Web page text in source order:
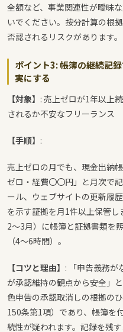
全額など、事業関連性が曖昧
いでください。按分計算の根
否認されるリスクがあります。
ポイント3: 帳簿の継続記
実にする
【対象】 : 売上ゼロが1年以上
されるか不安なフリーランス
【手順】 :
売上ゼロの月でも、現金出納
ゼロ・経費〇〇円」と月次で
ール、ウェブサイトの更新履歴
を示す証拠を月1件以上保管
2〜3月）に帳簿と証拠書類を
（4〜6時間）。
【コツと理由】 : 「申告義務が
が承認維持の観点から安全」
色申告の承認取消しの根拠の
150条第1項）であり、帳簿を
続性が疑われます。記録を残